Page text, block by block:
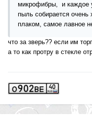
микрофибры, и каждое
пыль собирается очень
плаком, самое лавное
что за зверь?? если им
а то как протру в стекле